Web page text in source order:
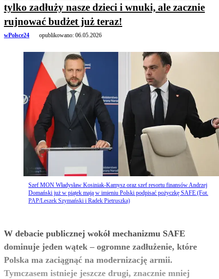
tylko zadłuży nasze dzieci i wnuki, ale zacznie
rujnować budżet już teraz!
wPolsce24 opublikowano: 06.05.2026
Szef MON Władysław Kosiniak-Kamysz oraz szef resortu finansów Andrzej
Domański już w piątek mają w imieniu Polski podpisać pożyczkę SAFE (Fot.
PAP/Leszek Szymański i Radek Pietruszka)
W debacie publicznej wokół mechanizmu SAFE
dominuje jeden wątek – ogromne zadłużenie, które
Polska ma zaciągnąć na modernizację armii.
Tymczasem istnieje jeszcze drugi, znacznie mniej